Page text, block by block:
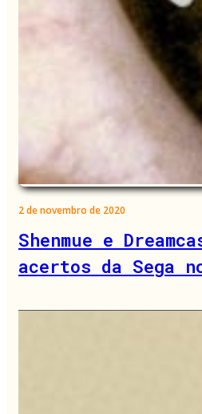
2 de novembro de 2020
Shenmue e
acertos da Sega